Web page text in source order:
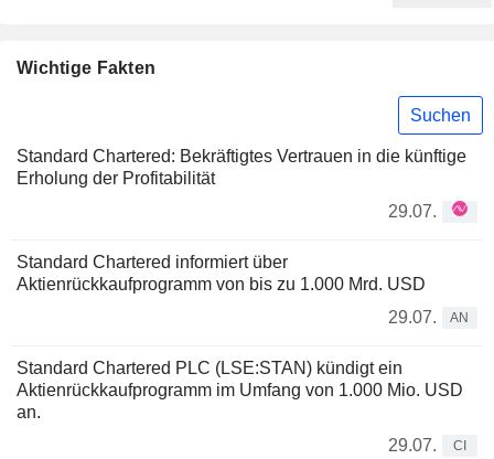
Wichtige Fakten
Suchen
Standard Chartered: Bekräftigtes Vertrauen in die künftige
Erholung der Profitabilität
29.07.
Standard Chartered informiert über
Aktienrückkaufprogramm von bis zu 1.000 Mrd. USD
29.07.
AN
Standard Chartered PLC (LSE:STAN) kündigt ein
Aktienrückkaufprogramm im Umfang von 1.000 Mio. USD
an.
29.07.
CI